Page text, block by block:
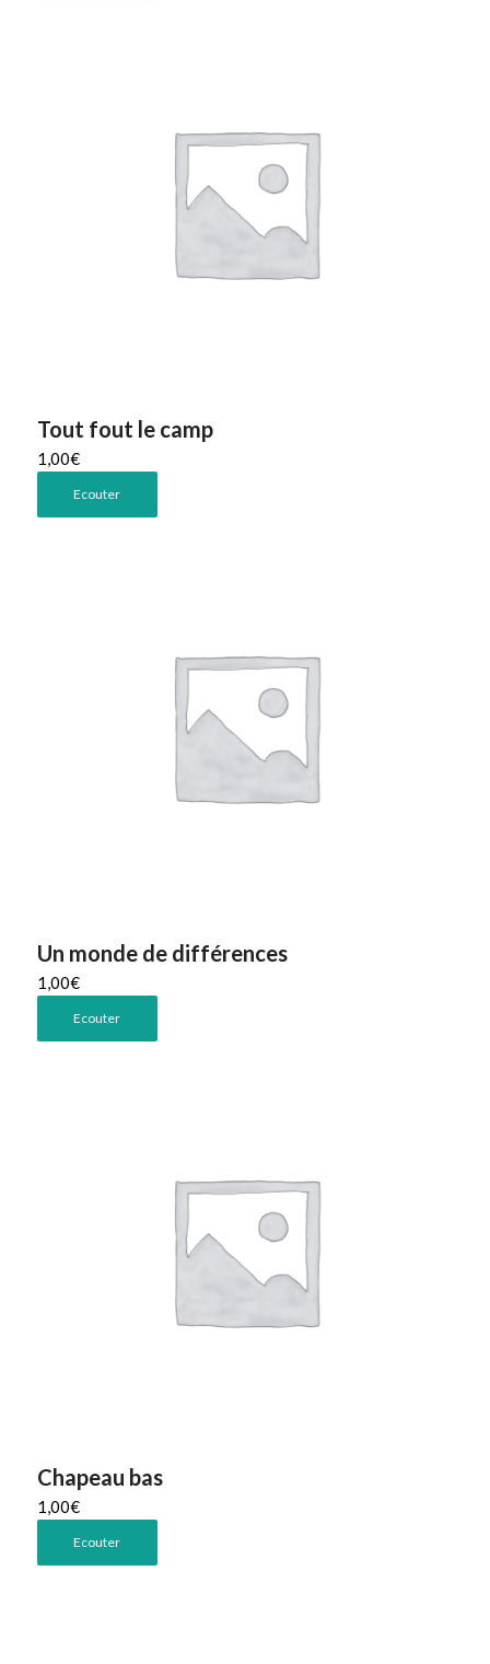
Tout fout le camp
1,00€
Ecouter
Un monde de différences
1,00€
Ecouter
Chapeau bas
1,00€
Ecouter